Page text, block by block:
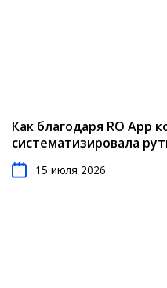
Как благодаря RO App
систематизировала
15 июля 2026